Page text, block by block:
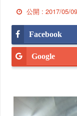
公開 :2017/05/09
Facebook
Google